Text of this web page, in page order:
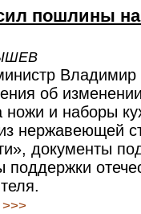
пошлины
Владимир
об
и наборы
нержавеющей
документы
поддержки